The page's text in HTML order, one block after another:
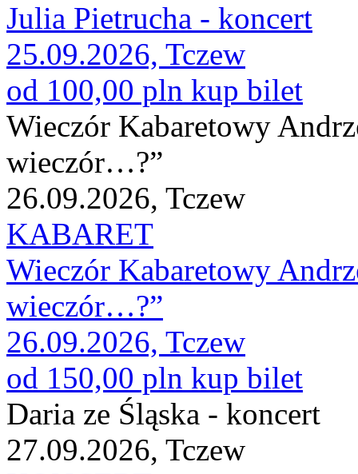
Julia Pietrucha - koncert
25.09.2026, Tczew
od 100,00 pln kup bilet
Wieczór Kabaretowy
wieczór…?”
26.09.2026, Tczew
KABARET
Wieczór Kabaretowy
wieczór…?”
26.09.2026, Tczew
od 150,00 pln kup bilet
Daria ze Śląska - koncert
27.09.2026, Tczew